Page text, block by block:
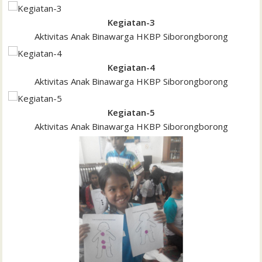
Kegiatan-3
Aktivitas Anak Binawarga HKBP Siborongborong
Kegiatan-4
Aktivitas Anak Binawarga HKBP Siborongborong
Kegiatan-5
Aktivitas Anak Binawarga HKBP Siborongborong